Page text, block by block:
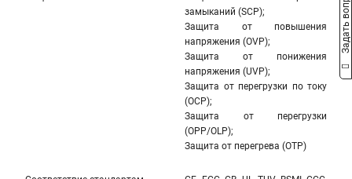
замыканий (SCP);
Защита от повышения
напряжения (OVP);
Защита от понижения
напряжения (UVP);
Защита от перегрузки по току
(OCP);
Защита от перегрузки
(OPP/OLP);
Защита от перегрева (OTP)
Задать вопрос